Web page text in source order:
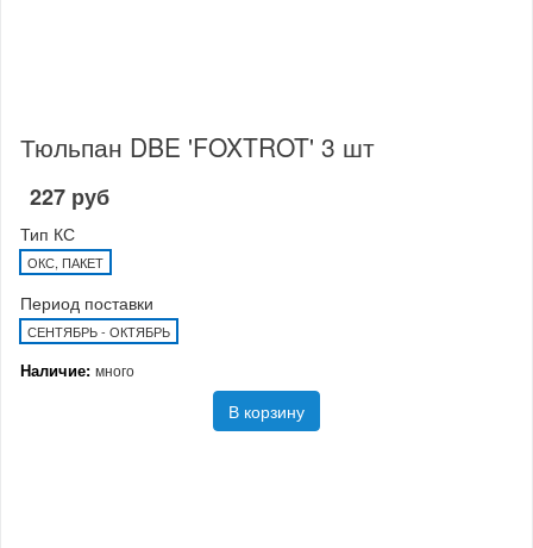
Тюльпан DBE 'FOXTROT' 3 шт
227 руб
Тип КС
ОКС, ПАКЕТ
Период поставки
СЕНТЯБРЬ - ОКТЯБРЬ
Наличие: много
В корзину